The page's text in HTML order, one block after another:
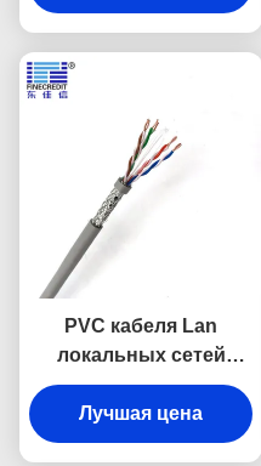
изолировал кабель
PVC кабеля Lan
локальных сетей
23AWG Cat6a UTP
переплетенный 4
пары обшил
Лучшая цена